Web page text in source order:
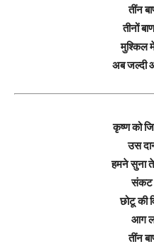
तींन
तीनों
मुश्किल
अब
कृष्ण को
उस
हमने सुना
संकट
छोटू की
आग
तींन